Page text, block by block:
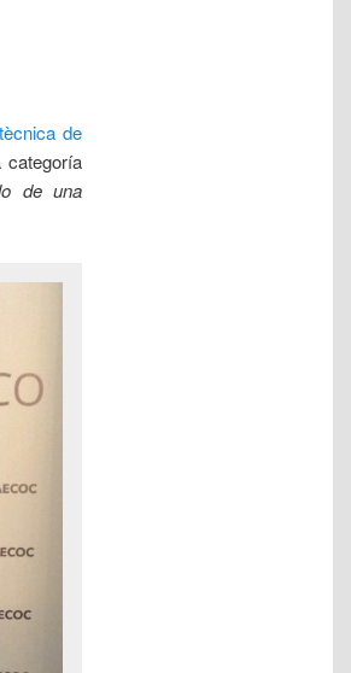
de
de una